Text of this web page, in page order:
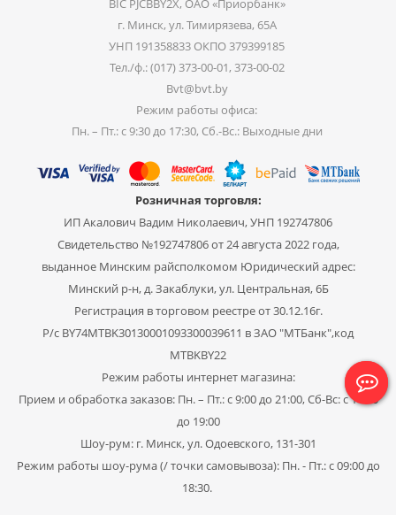
BIC PJCBBY2X, ОАО «Приорбанк»
г. Минск, ул. Тимирязева, 65А
УНП 191358833 ОКПО 379399185
Тел./ф.: (017) 373-00-01, 373-00-02
Bvt@bvt.by
Режим работы офиса:
Пн. – Пт.: с 9:30 до 17:30, Сб.-Вс.: Выходные дни
Розничная торговля:
ИП Акалович Вадим Николаевич, УНП 192747806
Свидетельство №192747806 от 24 августа 2022 года,
выданное Минским райсполкомом Юридический адрес:
Минский р-н, д. Закаблуки, ул. Центральная, 6Б
Регистрация в торговом реестре от 30.12.16г.
Р/с BY74MTBK30130001093300039611 в ЗАО "МТБанк",код
MTBKBY22
Режим работы интернет магазина:
Прием и обработка заказов: Пн. – Пт.: с 9:00 до 21:00, Сб-Вс: с 11:00
до 19:00
Шоу-рум: г. Минск, ул. Одоевского, 131-301
Режим работы шоу-рума (/ точки самовывоза): Пн. - Пт.: с 09:00 до
18:30.